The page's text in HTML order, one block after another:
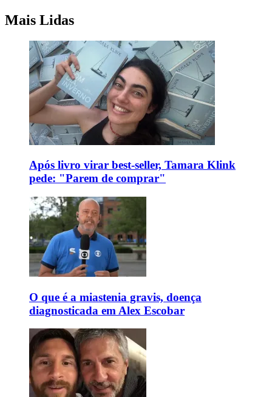
Mais Lidas
Após livro virar best-seller, Tamara Klink
pede: "Parem de comprar"
O que é a miastenia gravis, doença
diagnosticada em Alex Escobar